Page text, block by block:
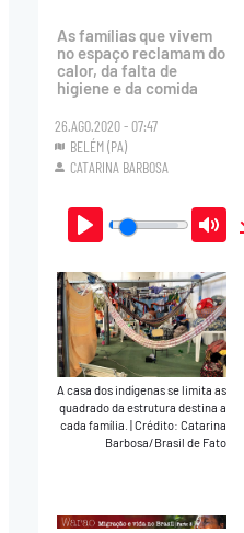
As famílias que vivem
no espaço reclamam do
calor, da falta de
higiene e da comida
26.AGO.2020 - 07:47
BELÉM (PA)
CATARINA BARBOSA
Play Mute
A casa dos indígenas se limita as
quadrado da estrutura destina a
cada família.|Crédito: Catarina
Barbosa/Brasil de Fato